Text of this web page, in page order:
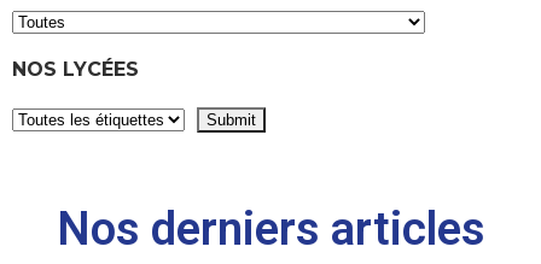
NOS LYCÉES
Nos derniers articles